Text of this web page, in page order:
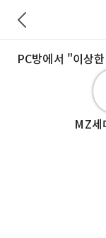
PC방에서 "이상
MZ